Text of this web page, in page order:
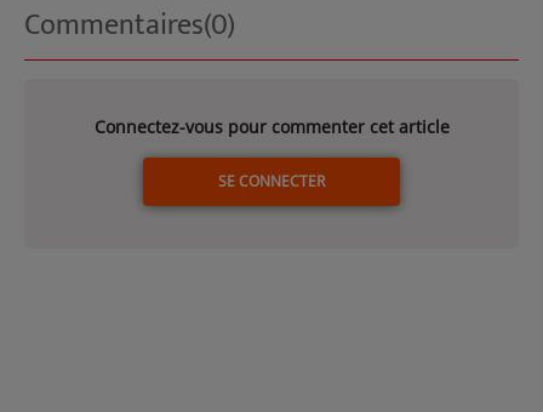
Commentaires(0)
Connectez-vous pour commenter cet article
SE CONNECTER